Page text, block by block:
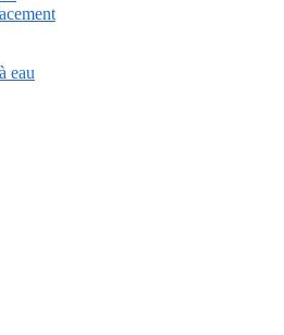
eau